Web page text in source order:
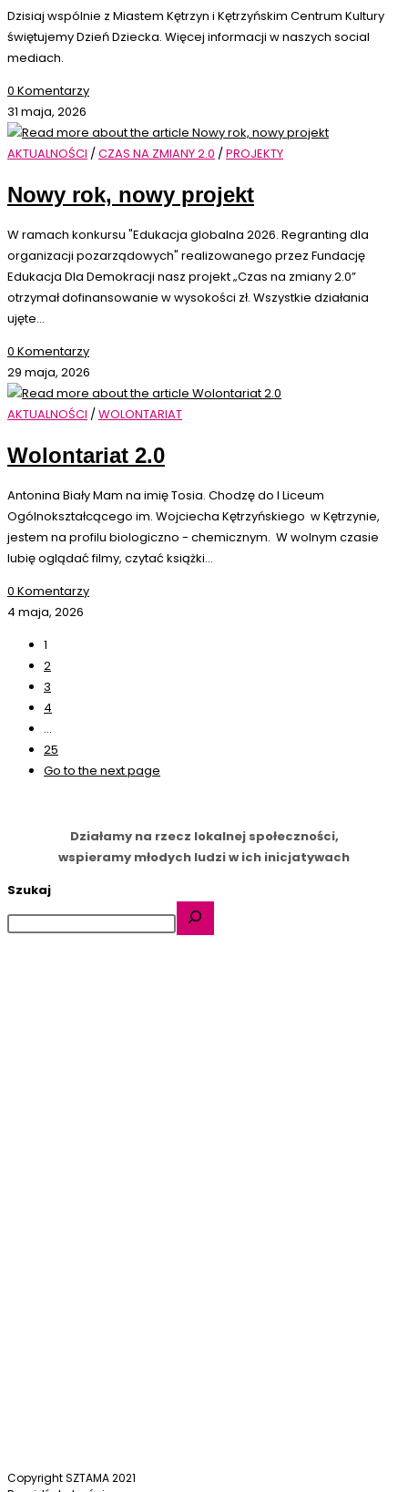
Dzisiaj wspólnie z Miastem Kętrzyn i Kętrzyńskim Centrum Kultury
świętujemy Dzień Dziecka. Więcej informacji w naszych social
mediach.
0 Komentarzy
31 maja, 2026
AKTUALNOŚCI /CZAS NA ZMIANY 2.0 /PROJEKTY
Nowy rok, nowy projekt
W ramach konkursu "Edukacja globalna 2026. Regranting dla
organizacji pozarządowych" realizowanego przez Fundację
Edukacja Dla Demokracji nasz projekt „Czas na zmiany 2.0”
otrzymał dofinansowanie w wysokości zł. Wszystkie działania
ujęte…
0 Komentarzy
29 maja, 2026
AKTUALNOŚCI /WOLONTARIAT
Wolontariat 2.0
Antonina Biały Mam na imię Tosia. Chodzę do I Liceum
Ogólnokształcącego im. Wojciecha Kętrzyńskiego w Kętrzynie,
jestem na profilu biologiczno - chemicznym. W wolnym czasie
lubię oglądać filmy, czytać książki…
0 Komentarzy
4 maja, 2026
1
2
3
4
…
25
Go to the next page
Działamy na rzecz lokalnej społeczności,
wspieramy młodych ludzi w ich inicjatywach
Szukaj
Copyright SZTAMA 2021